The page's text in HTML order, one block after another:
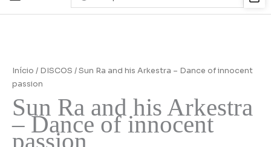
Início / DISCOS / Sun Ra and his Arkestra – Dance of innocent
passion
Sun Ra and his Arkestra
– Dance of innocent
passion